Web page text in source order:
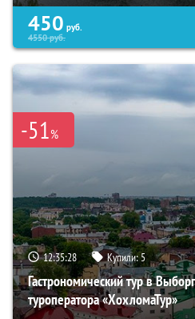
450 руб.
4550руб.
-51%
12:35:26 Купили:5
Гастрономический тур в
туроператора «ХохломаТур»